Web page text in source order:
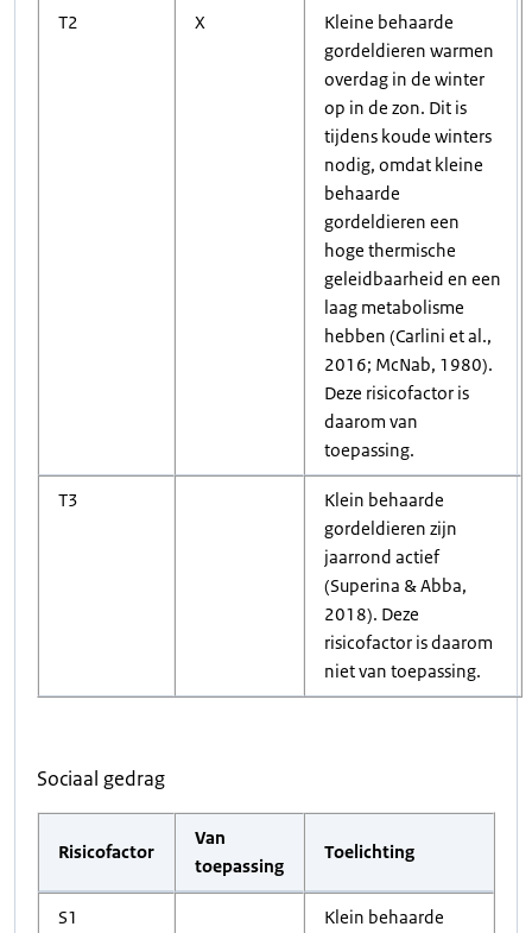
T2 X
Kleine behaarde
gordeldieren warmen
overdag in de winter
op in de zon. Dit is
tijdens koude winters
nodig, omdat kleine
behaarde
gordeldieren een
hoge thermische
geleidbaarheid en een
laag metabolisme
hebben (Carlini et al.,
2016; McNab, 1980).
Deze risicofactor is
daarom van
toepassing.
T3
Klein behaarde
gordeldieren zijn
jaarrond actief
(Superina & Abba,
2018). Deze
risicofactor is daarom
niet van toepassing.
Sociaal gedrag
Risicofactor
Van
toepassing
Toelichting
S1
Klein behaarde